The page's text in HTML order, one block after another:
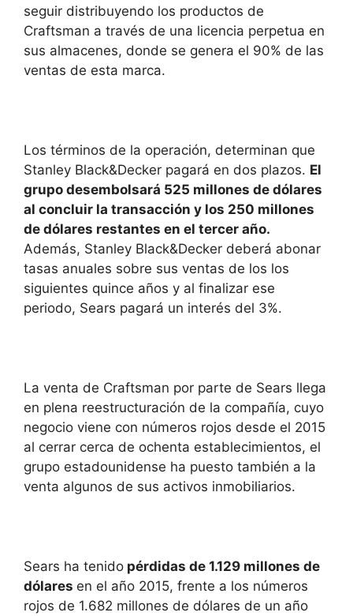
seguir distribuyendo los productos de
Craftsman a través de una licencia perpetua en
sus almacenes, donde se genera el 90% de las
ventas de esta marca.
Los términos de la operación, determinan que
Stanley Black&Decker pagará en dos plazos. El
grupo desembolsará 525 millones de dólares
al concluir la transacción y los 250 millones
de dólares restantes en el tercer año.
Además, Stanley Black&Decker deberá abonar
tasas anuales sobre sus ventas de los los
siguientes quince años y al finalizar ese
periodo, Sears pagará un interés del 3%.
La venta de Craftsman por parte de Sears llega
en plena reestructuración de la compañía, cuyo
negocio viene con números rojos desde el 2015
al cerrar cerca de ochenta establecimientos, el
grupo estadounidense ha puesto también a la
venta algunos de sus activos inmobiliarios.
Sears ha tenido pérdidas de 1.129 millones de
dólares en el año 2015, frente a los números
rojos de 1.682 millones de dólares de un año